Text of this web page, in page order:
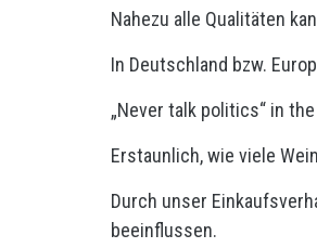
Nahezu alle Qualitäten
In Deutschland bzw.
„Never talk politics“ in
Erstaunlich, wie viele
Durch unser
beeinflussen.